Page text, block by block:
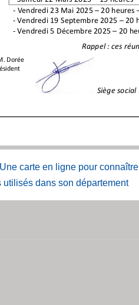
carte en ligne pour connaître
utilisés dans son département